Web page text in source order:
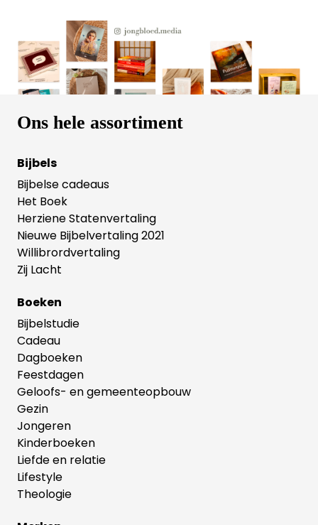
Heerlijk dik leesboek voor een zomervakantie vol
leesplezier.
Ons hele assortiment
Bijbels
Bijbelse cadeaus
Het Boek
Herziene Statenvertaling
Nieuwe Bijbelvertaling 2021
Willibrordvertaling
Zij Lacht
Boeken
Bijbelstudie
Cadeau
Dagboeken
Feestdagen
Geloofs- en gemeenteopbouw
Gezin
Jongeren
Kinderboeken
Liefde en relatie
Lifestyle
Theologie